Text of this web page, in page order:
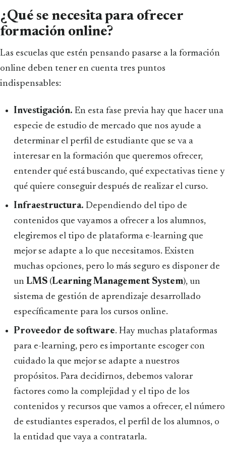
¿Qué se necesita para ofrecer
formación online?
Las escuelas que estén pensando pasarse a la formación
online deben tener en cuenta tres puntos
indispensables:
Investigación. En esta fase previa hay que hacer una
especie de estudio de mercado que nos ayude a
determinar el perfil de estudiante que se va a
interesar en la formación que queremos ofrecer,
entender qué está buscando, qué expectativas tiene y
qué quiere conseguir después de realizar el curso.
Infraestructura. Dependiendo del tipo de
contenidos que vayamos a ofrecer a los alumnos,
elegiremos el tipo de plataforma e-learning que
mejor se adapte a lo que necesitamos. Existen
muchas opciones, pero lo más seguro es disponer de
un LMS(Learning Management System), un
sistema de gestión de aprendizaje desarrollado
específicamente para los cursos online.
Proveedor de software. Hay muchas plataformas
para e-learning, pero es importante escoger con
cuidado la que mejor se adapte a nuestros
propósitos. Para decidirnos, debemos valorar
factores como la complejidad y el tipo de los
contenidos y recursos que vamos a ofrecer, el número
de estudiantes esperados, el perfil de los alumnos, o
la entidad que vaya a contratarla.